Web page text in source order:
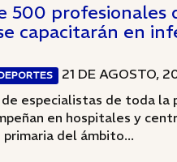
500 profesionales
capacitarán en
21 DE AGOSTO,
especialistas de toda la
en hospitales y
del ámbito...